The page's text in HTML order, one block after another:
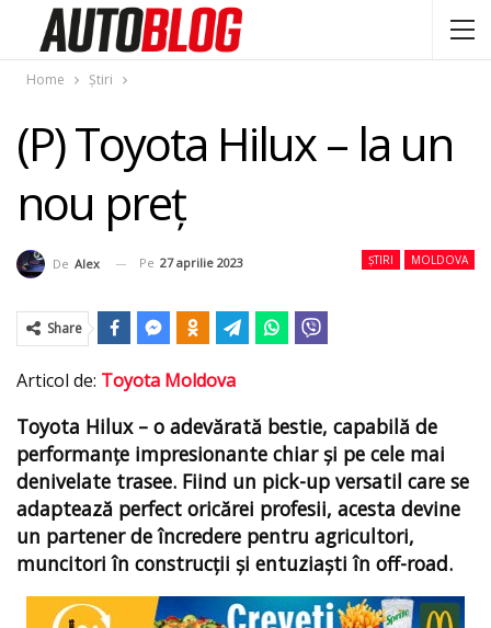
Home Știri
(P) Toyota Hilux – la un
nou preţ
ȘTIRI MOLDOVA
De Alex Pe 27 aprilie 2023
Share
Articol de: Toyota Moldova
Toyota Hilux – o adevărată bestie, capabilă de
performanțe impresionante chiar și pe cele mai
denivelate trasee. Fiind un pick-up versatil care se
adaptează perfect oricărei profesii, acesta devine
un partener de încredere pentru agricultori,
muncitori în construcții și entuziaști în off-road.